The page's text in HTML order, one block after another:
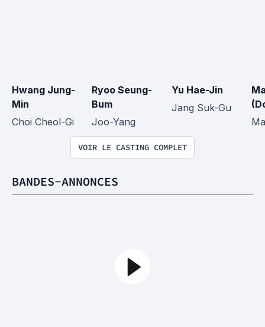
Hwang Jung-
Min
Choi Cheol-Gi
Ryoo Seung-
Bum
Joo-Yang
Yu Hae-Jin
Jang Suk-Gu
VOIR LE CASTING COMPLET
BANDES-ANNONCES